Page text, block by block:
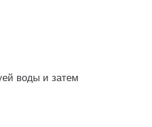
воды и затем